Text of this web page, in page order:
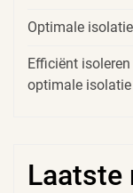
Optimale
Efficiënt
optimale isolatie
Laatste